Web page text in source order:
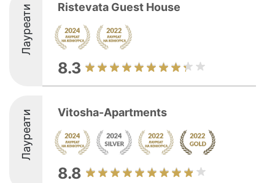
Лауреати Ristevata Guest House
8.3
Лауреати Vitosha-Apartments
8.8